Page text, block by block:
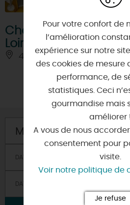
Chambre d'hôtes La
Loing
45200 - MONTARGIS
Mon hôtel
Pour votre confort de
l’amélioration
expérience sur notre
des cookies de mesure
performance, de
statistiques. Ceci
gourmandise mais
améliorer !
A vous de nous
consentement pour
visite.
Voir notre politique de
Je refuse